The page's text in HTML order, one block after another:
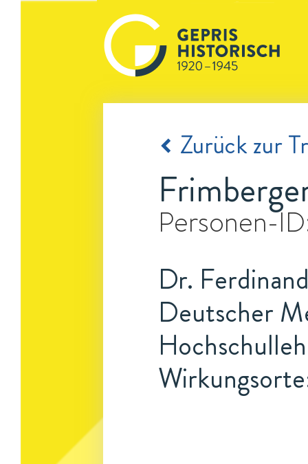
Zurück zur
Personen-
Dr.
Deutscher